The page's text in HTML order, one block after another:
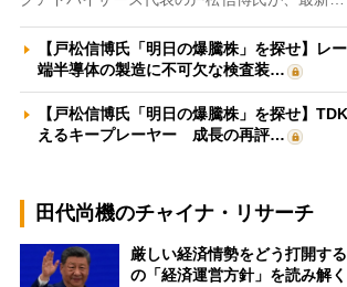
【戸松信博氏「明日の爆騰株」を探せ】レ
端半導体の製造に不可欠な検査装…
【戸松信博氏「明日の爆騰株」を探せ】
えるキープレーヤー 成長の再評…
田代尚機のチャイナ・リサーチ
厳しい経済情勢をどう打開す
の「経済運営方針」を読み解